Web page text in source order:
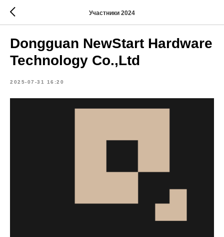
Участники 2024
Dongguan NewStart Hardware
Technology Co.,Ltd
2025-07-31 16:20